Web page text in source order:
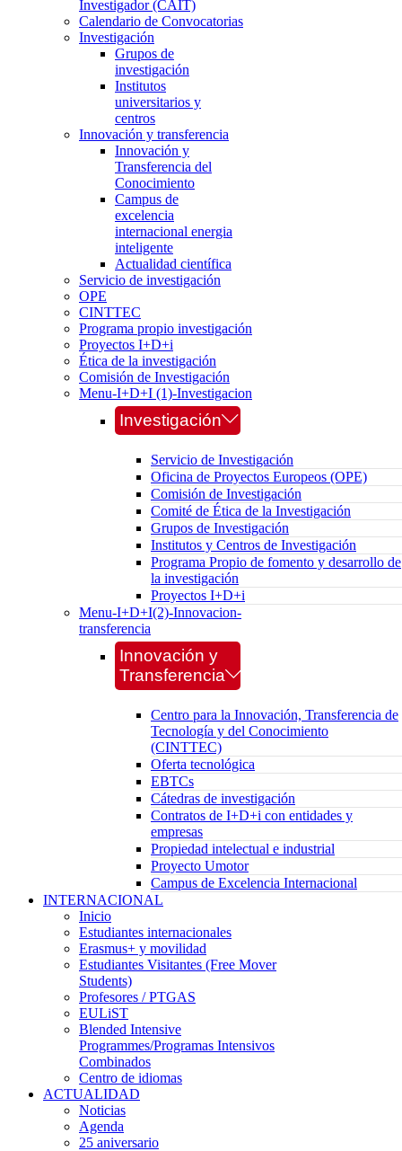
Investigador (CAIT)
Calendario de Convocatorias
Investigación
Grupos de
investigación
Institutos
universitarios y
centros
Innovación y transferencia
Innovación y
Transferencia del
Conocimiento
Campus de
excelencia
internacional energia
inteligente
Actualidad científica
Servicio de investigación
OPE
CINTTEC
Programa propio investigación
Proyectos I+D+i
Ética de la investigación
Comisión de Investigación
Menu-I+D+I (1)-Investigacion
Investigación
Servicio de Investigación
Oficina de Proyectos Europeos (OPE)
Comisión de Investigación
Comité de Ética de la Investigación
Grupos de Investigación
Institutos y Centros de Investigación
Programa Propio de fomento y desarrollo de
la investigación
Proyectos I+D+i
Menu-I+D+I(2)-Innovacion-
transferencia
Innovación y
Transferencia
Centro para la Innovación, Transferencia de
Tecnología y del Conocimiento
(CINTTEC)
Oferta tecnológica
EBTCs
Cátedras de investigación
Contratos de I+D+i con entidades y
empresas
Propiedad intelectual e industrial
Proyecto Umotor
Campus de Excelencia Internacional
INTERNACIONAL
Inicio
Estudiantes internacionales
Erasmus+ y movilidad
Estudiantes Visitantes (Free Mover
Students)
Profesores / PTGAS
EULiST
Blended Intensive
Programmes/Programas Intensivos
Combinados
Centro de idiomas
ACTUALIDAD
Noticias
Agenda
25 aniversario